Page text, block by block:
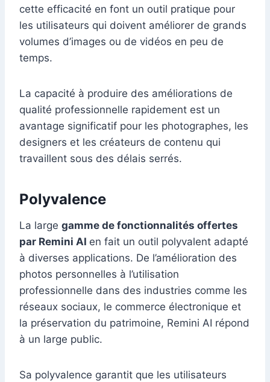
cette efficacité en font un outil pratique pour
les utilisateurs qui doivent améliorer de grands
volumes d’images ou de vidéos en peu de
temps.
La capacité à produire des améliorations de
qualité professionnelle rapidement est un
avantage significatif pour les photographes, les
designers et les créateurs de contenu qui
travaillent sous des délais serrés.
Polyvalence
La large gamme de fonctionnalités offertes
par Remini AI en fait un outil polyvalent adapté
à diverses applications. De l’amélioration des
photos personnelles à l’utilisation
professionnelle dans des industries comme les
réseaux sociaux, le commerce électronique et
la préservation du patrimoine, Remini AI répond
à un large public.
Sa polyvalence garantit que les utilisateurs